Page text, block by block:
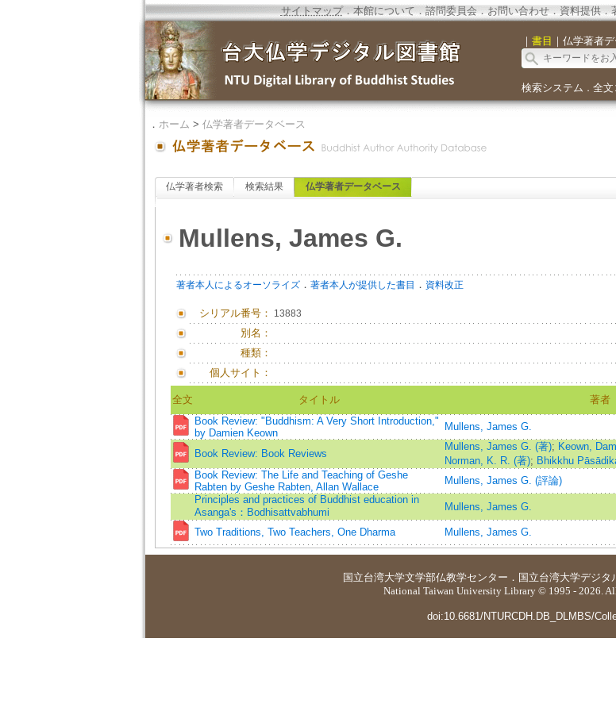
サイトマップ．本館について．諮問委員会． お問い合わせ． 資料提供．
｜ 書目 ｜ 仏学著者
検索システム ． 全文
． ホーム > 仏学著者データベース
仏学著者検索 検索結果 仏学著者データベース
Mullens, James G.
著者本人によるオーソライズ． 著者本人が提供した書目 ． 資料改正
シリアル番号： 13883
別名：
種類：
個人サイト：
全文 タイトル 著者
Book Review: "Buddhism: A Very Short Introduction,"
by Damien Keown
Mullens, James G.
Book Review: Book Reviews
Mullens, James G. (著); Keown,
Norman, K. R. (著); Bhikkhu
Book Review: The Life and Teaching of Geshe
Rabten by Geshe Rabten, Allan Wallace
Mullens, James G. (評論)
Principles and practices of Buddhist education in
Asanga's：Bodhisattvabhumi
Mullens, James G.
Two Traditions, Two Teachers, One Dharma Mullens, James G.
国立台湾大学文学部仏教学センター ． 国立台湾大学デジタ
National Taiwan University Library © 1995 - 2026.
doi:10.6681/NTURCDH.DB_DLMBS/